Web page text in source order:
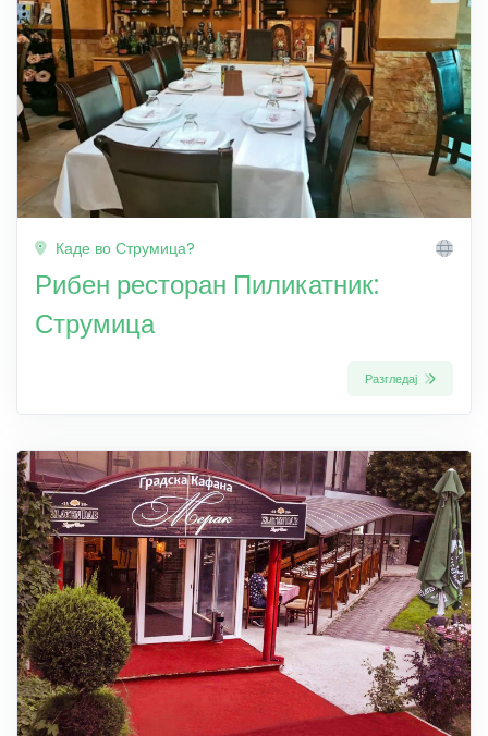
Каде во Струмица?
Рибен ресторан Пиликатник:
Струмица
Разгледај